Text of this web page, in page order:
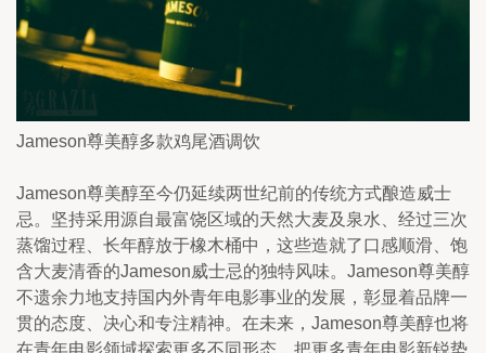
Jameson尊美醇多款鸡尾酒调饮
Jameson尊美醇至今仍延续两世纪前的传统方式酿造威士
忌。坚持采用源自最富饶区域的天然大麦及泉水、经过三次
蒸馏过程、长年醇放于橡木桶中，这些造就了口感顺滑、饱
含大麦清香的Jameson威士忌的独特风味。Jameson尊美醇
不遗余力地支持国内外青年电影事业的发展，彰显着品牌一
贯的态度、决心和专注精神。在未来，Jameson尊美醇也将